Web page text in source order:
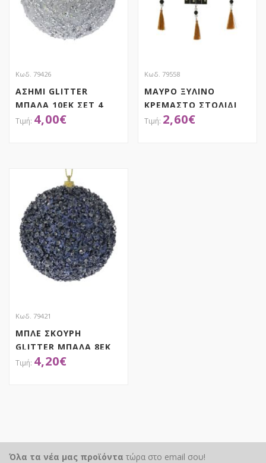
Κωδ. 79426
ΑΣΗΜΙ GLITTER
ΜΠΑΛΑ 10ΕΚ ΣΕΤ 4
4,00€
Κωδ. 79558
ΜΑΥΡΟ ΞΥΛΙΝΟ
ΚΡΕΜΑΣΤΟ ΣΤΟΛΙΔΙ
ΤΑΜΠΕΛΑ ΜΕ ΦΟΥΝΤΑ
2,60€
Κωδ. 79421
ΜΠΛΕ ΣΚΟΥΡΗ
GLITTER ΜΠΑΛΑ 8ΕΚ
ΣΕΤ 64,20€
Όλα τα νέα μας προϊόντα τώρα στο email σου!